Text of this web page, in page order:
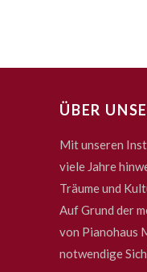
ÜBER
Mit unseren
viele Jahre
Träume und
Auf Grund der
von Pianohaus
notwendige